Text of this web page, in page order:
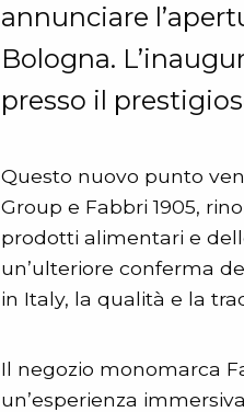
annunciare
Bologna.
presso il
Questo nuovo punto
Group e Fabbri 1905,
prodotti alimentari e
un’ulteriore conferma
in Italy, la qualità e la
Il negozio monomarca
un’esperienza